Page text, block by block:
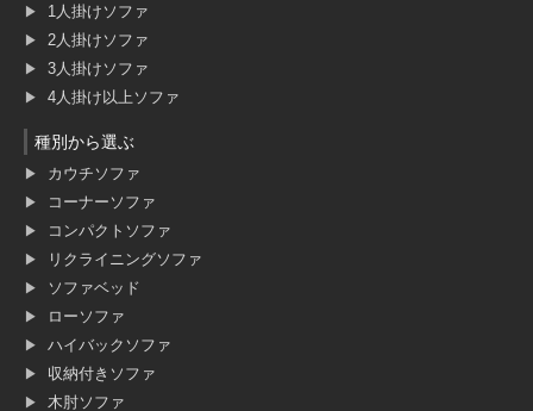
1人掛けソファ
2人掛けソファ
3人掛けソファ
4人掛け以上ソファ
種別から選ぶ
カウチソファ
コーナーソファ
コンパクトソファ
リクライニングソファ
ソファベッド
ローソファ
ハイバックソファ
収納付きソファ
木肘ソファ